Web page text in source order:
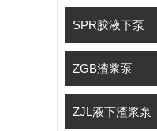
SPR胶液下泵
ZGB渣浆泵
ZJL液下渣浆泵